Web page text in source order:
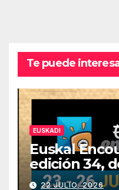
Te puede
EUSKADI
Euskal
edición 34,
julio
22 JULIO, 2026